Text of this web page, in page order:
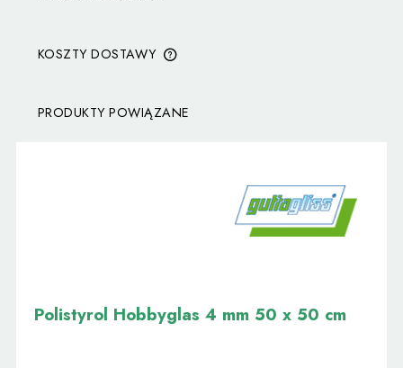
KOSZTY DOSTAWY
CENA NIE ZAWIERA EWENTUALNYCH KOSZTÓW
PRODUKTY POWIĄZANE
Polistyrol Hobbyglas 4 mm 50 x 50 cm